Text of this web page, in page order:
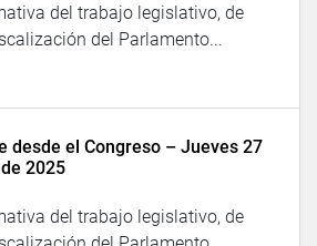
del trabajo legislativo, de
del Parlamento...
desde el Congreso – Jueves 27
2025
del trabajo legislativo, de